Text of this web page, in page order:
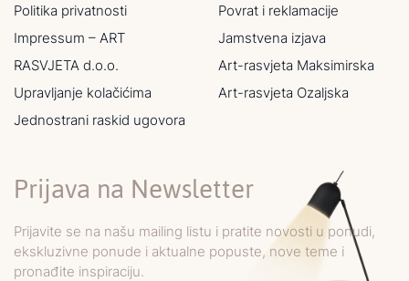
Politika privatnosti
Impressum – ART
RASVJETA d.o.o.
Upravljanje kolačićima
Jednostrani raskid ugovora
Povrat i reklamacije
Jamstvena izjava
Art-rasvjeta Maksimirska
Art-rasvjeta Ozaljska
Prijava na Newsletter
Prijavite se na našu mailing listu i pratite novosti u ponudi,
ekskluzivne ponude i aktualne popuste, nove teme i
pronađite inspiraciju.